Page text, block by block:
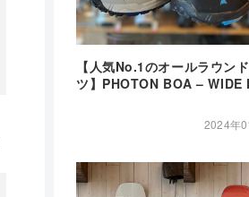
【人気No.1のオールラウン
ツ】PHOTON BOA – WIDE
2024年